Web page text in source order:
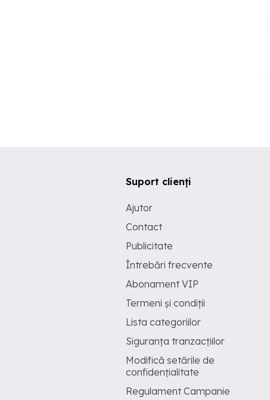
Suport clienți
Ajutor
Contact
Publicitate
Întrebări frecvente
Abonament VIP
Termeni și condiții
Lista categoriilor
Siguranța tranzacțiilor
Modifică setările de
confidențialitate
Regulament Campanie